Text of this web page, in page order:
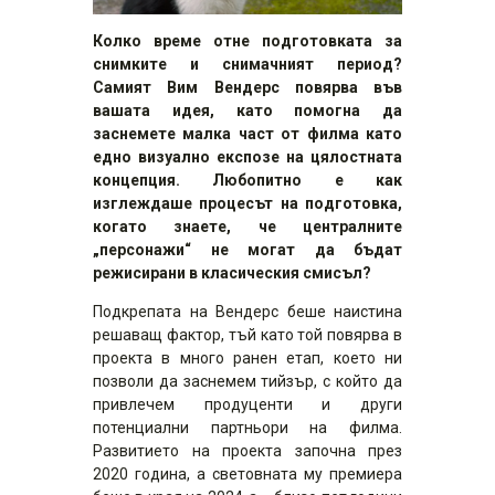
Колко време отне подготовката за
снимките и снимачният период?
Самият Вим Вендерс повярва във
вашата идея, като помогна да
заснемете малка част от филма като
едно визуално експозе на цялостната
концепция. Любопитно е как
изглеждаше процесът на подготовка,
когато знаете, че централните
„персонажи“ не могат да бъдат
режисирани в класическия смисъл?
Подкрепата на Вендерс беше наистина
решаващ фактор, тъй като той повярва в
проекта в много ранен етап, което ни
позволи да заснемем тийзър, с който да
привлечем продуценти и други
потенциални партньори на филма.
Развитието на проекта започна през
2020 година, а световната му премиера